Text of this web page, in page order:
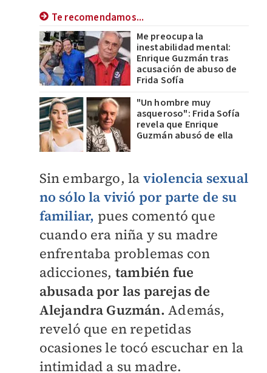
Te recomendamos...
Me preocupa la
inestabilidad mental:
Enrique Guzmán tras
acusación de abuso de
Frida Sofía
"Un hombre muy
asqueroso": Frida Sofía
revela que Enrique
Guzmán abusó de ella
Sin embargo, la violencia sexual
no sólo la vivió por parte de su
familiar, pues comentó que
cuando era niña y su madre
enfrentaba problemas con
adicciones, también fue
abusada por las parejas de
Alejandra Guzmán. Además,
reveló que en repetidas
ocasiones le tocó escuchar en la
intimidad a su madre.